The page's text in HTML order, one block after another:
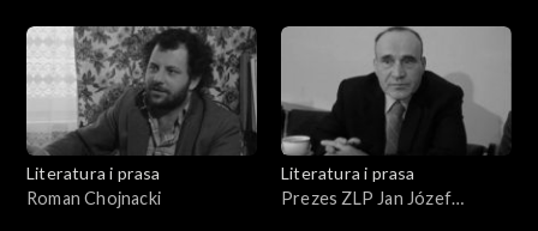
Literatura i prasa
Roman Chojnacki
Literatura i prasa
Prezes ZLP Jan Józef